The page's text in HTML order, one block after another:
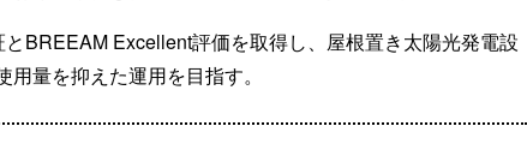
BREEAM Excellent評価を取得し、屋根置き太陽光発電設
量を抑えた運用を目指す。